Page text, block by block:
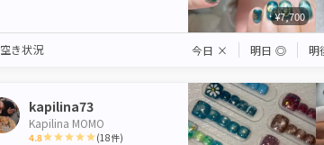
¥7,700
空き状況 今日 × 明日 ◎ 明
kapilina73
Kapilina MOMO
4.8 (18件)